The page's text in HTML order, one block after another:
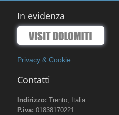
In evidenza
Privacy & Cookie
Contatti
Indirizzo: Trento, Italia
P.iva: 01838170221